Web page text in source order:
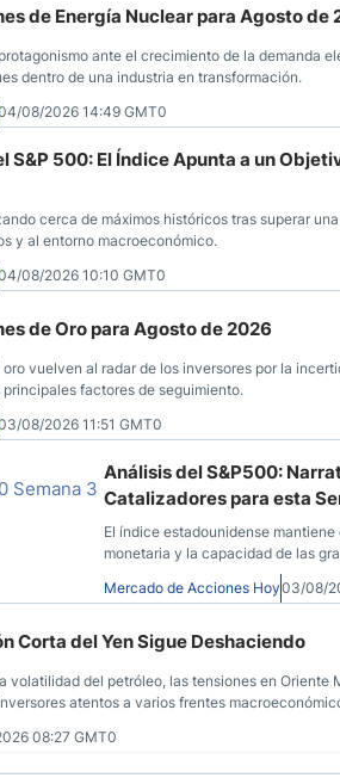
de Energía Nuclear para Agosto de
ante el crecimiento de la demanda
dentro de una industria en transformación.
08/2026 14:49 GMT0
S&P 500: El Índice Apunta a un
cerca de máximos históricos tras superar
y al entorno macroeconómico.
08/2026 10:10 GMT0
de Oro para Agosto de 2026
vuelven al radar de los inversores por la
factores de seguimiento.
08/2026 11:51 GMT0
Análisis del S&P500:
Catalizadores para esta
El índice estadounidense
monetaria y la capacidad de las
Mercado de Acciones Hoy03/08/
Corta del Yen Sigue Deshaciendo
volatilidad del petróleo, las tensiones en
atentos a varios frentes
08:27 GMT0